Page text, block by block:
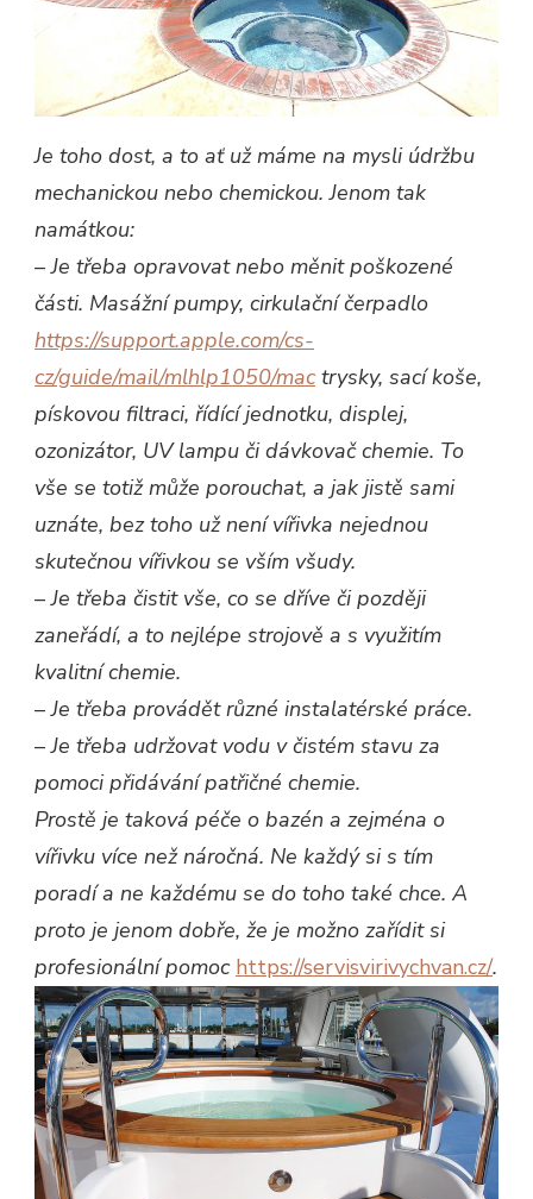
Je toho dost, a to ať už máme na mysli údržbu
mechanickou nebo chemickou. Jenom tak
namátkou:
–Je třeba opravovat nebo měnit poškozené
části. Masážní pumpy, cirkulační čerpadlo
https://support.apple.com/cs-
cz/guide/mail/mlhlp1050/mactrysky, sací koše,
pískovou filtraci, řídící jednotku, displej,
ozonizátor, UV lampu či dávkovač chemie. To
vše se totiž může porouchat, a jak jistě sami
uznáte, bez toho už není vířivka nejednou
skutečnou vířivkou se vším všudy.
–Je třeba čistit vše, co se dříve či později
zaneřádí, a to nejlépe strojově a s využitím
kvalitní chemie.
–Je třeba provádět různé instalatérské práce.
–Je třeba udržovat vodu v čistém stavu za
pomoci přidávání patřičné chemie.
Prostě je taková péče o bazén a zejména o
vířivku více než náročná. Ne každý si s tím
poradí a ne každému se do toho také chce. A
proto je jenom dobře, že je možno zařídit si
profesionální pomoc https://servisvirivychvan.cz/.